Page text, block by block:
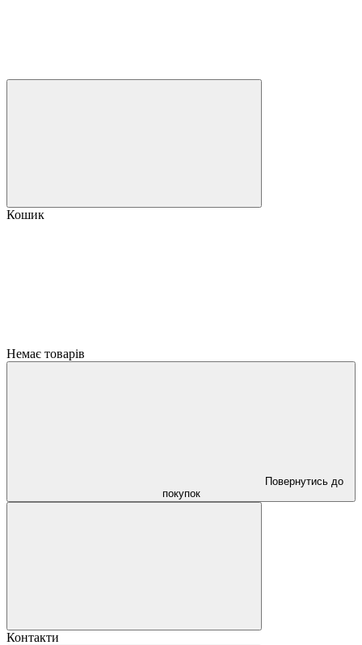
Кошик
Немає товарів
Повернутись до
покупок
Контакти